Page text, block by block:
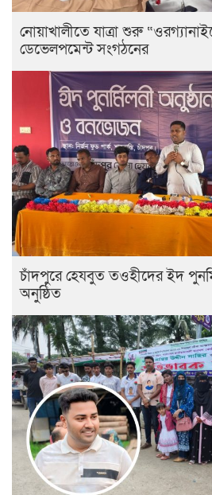
নোয়াখালীতে যাত্রা শুরু
ডেভেলপমেন্ট সংগঠনের
চাঁদপুরে হেযবুত তওহীদের ইদ
অনুষ্ঠিত